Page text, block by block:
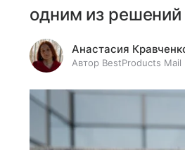
одним из решений
Анастасия
Автор BestProducts Mail